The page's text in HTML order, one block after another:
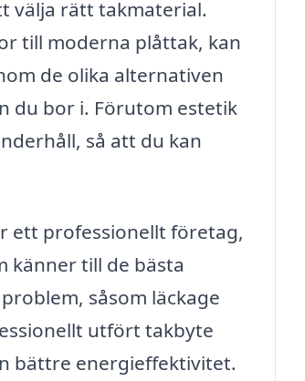
välja rätt takmaterial.
till moderna plåttak, kan
de olika alternativen
du bor i. Förutom estetik
så att du kan
ett professionellt företag,
känner till de bästa
såsom läckage
utfört takbyte
bättre energieffektivitet.